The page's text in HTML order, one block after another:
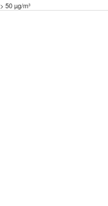
> 50 µg/m³